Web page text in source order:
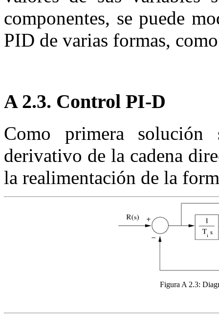
componentes, se puede
PID de varias formas,
A 2.3. Control PI-D
Como primera solución
derivativo de la cadena
la realimentación de la
Figura A 2.3: